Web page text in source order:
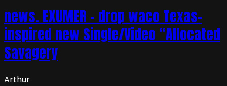
news. EXUMER – drop waco Texas-
inspired new Single/Video “Allocated
Savagery
Arthur